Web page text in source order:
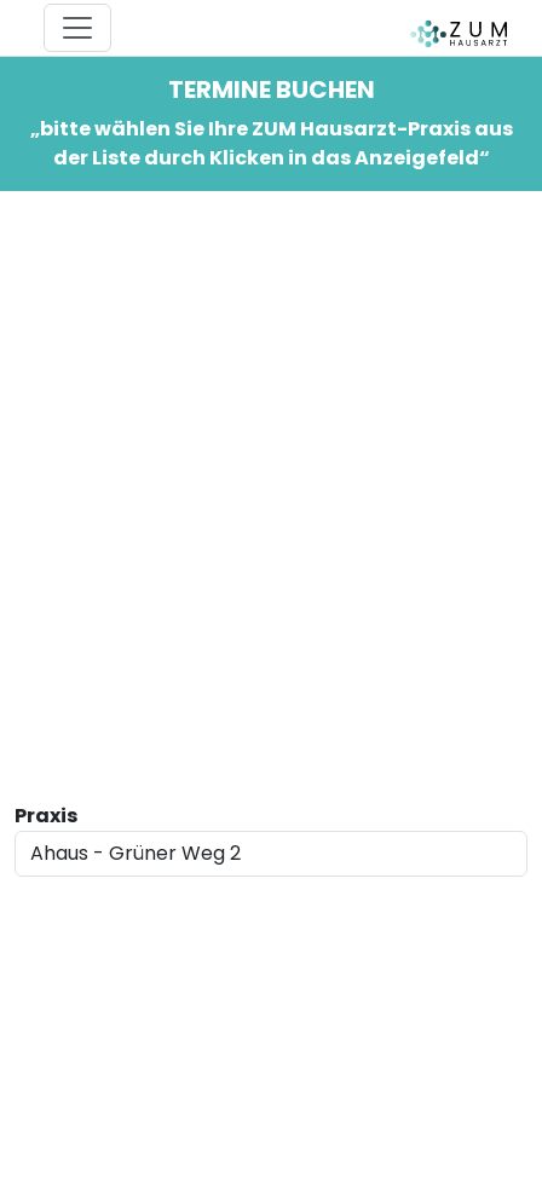
TERMINE BUCHEN
„bitte wählen Sie Ihre ZUM Hausarzt-Praxis aus
der Liste durch Klicken in das Anzeigefeld“
Praxis